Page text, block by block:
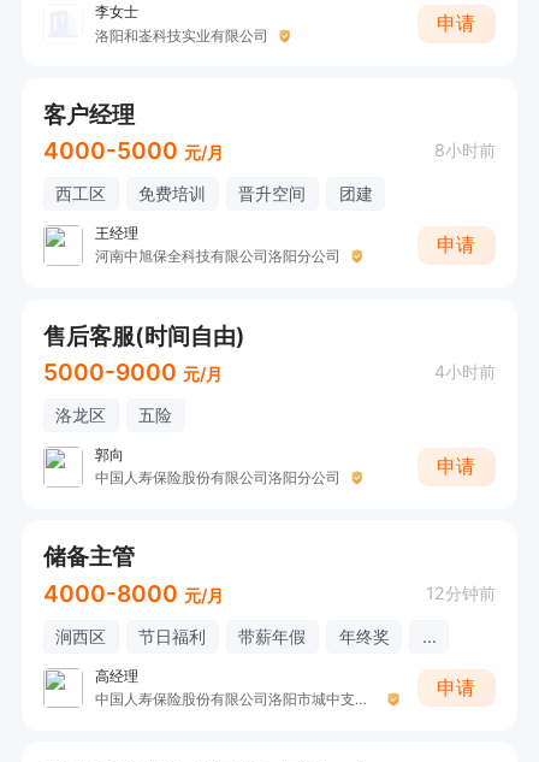
李女士
洛阳和崟科技实业有限公司
申请
客户经理
4000-5000 元/月 8小时前
西工区 免费培训 晋升空间 团建
王经理
河南中旭保全科技有限公司洛阳分公司
申请
售后客服(时间自由)
5000-9000 元/月 4小时前
洛龙区 五险
郭向
中国人寿保险股份有限公司洛阳分公司
申请
储备主管
4000-8000 元/月 12分钟前
涧西区 节日福利 带薪年假 年终奖 ...
高经理
中国人寿保险股份有限公司洛阳市城中支公司.
申请